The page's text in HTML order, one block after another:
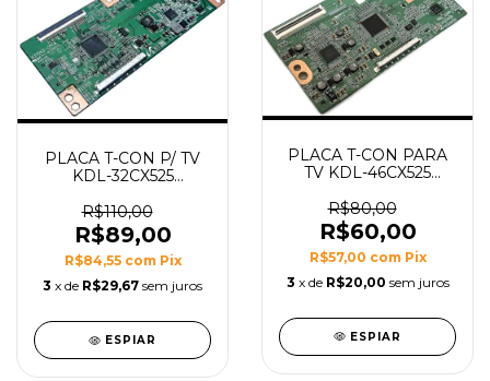
PLACA T-CON P/ TV
KDL-32CX525
40CX525 32CX525
40AL800 K40CX525
MODELO V315H3-
CPE6
R$110,00
R$89,00
R$84,55 com Pix
3 x de R$29,67 sem juros
ESPIAR
PLACA T-CON PARA
TV KDL-46CX525
ESP_C4LV0.5
R$80,00
R$60,00
R$57,00 com Pix
3 x de R$20,00 sem juros
ESPIAR